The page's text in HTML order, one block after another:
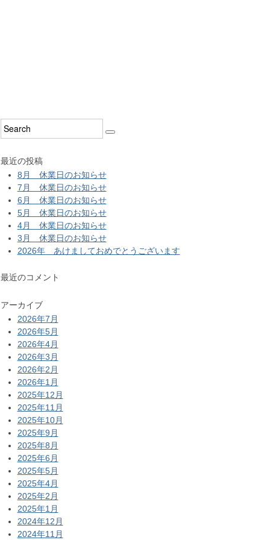
最近の投稿
8月 休業日のお知らせ
7月 休業日のお知らせ
6月 休業日のお知らせ
5月 休業日のお知らせ
4月 休業日のお知らせ
3月 休業日のお知らせ
2026年 あけましておめでとうございます
最近のコメント
アーカイブ
2026年7月
2026年5月
2026年4月
2026年3月
2026年2月
2026年1月
2025年12月
2025年11月
2025年10月
2025年9月
2025年8月
2025年6月
2025年5月
2025年4月
2025年2月
2025年1月
2024年12月
2024年11月